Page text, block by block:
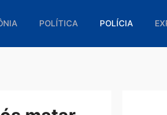
RONDÔNIA POLÍTICA